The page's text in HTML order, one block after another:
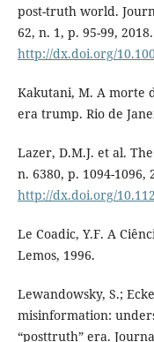
post-truth world.
62, n. 1, p. 95-99,
http://dx.doi.org/
Kakutani, M. A morte
era trump. Rio de
Lazer, D.M.J. et al.
n. 6380, p. 1094-1096,
http://dx.doi.org/
Le Coadic, Y.F. A
Lemos, 1996.
Lewandowsky, S.;
misinformation:
“posttruth” era.